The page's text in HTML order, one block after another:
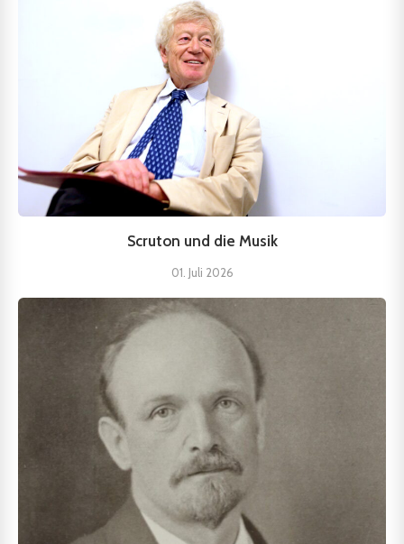
Scruton und die Musik
01. Juli 2026